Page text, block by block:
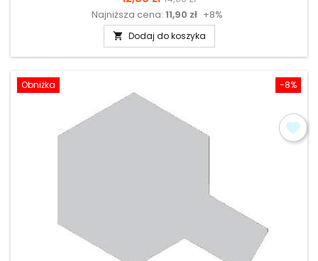
podstawowa
Najniższa cena: 11,90 zł +8%
 Dodaj do koszyka
-8%
Obniżka